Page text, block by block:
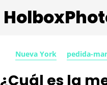
Nueva York pedida-
¿Cuál es la